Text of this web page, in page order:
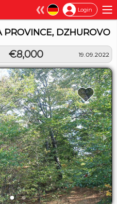
Login ×
PROVINCE, DZHUROVO
€8,000 19.09.2022
1 of 2